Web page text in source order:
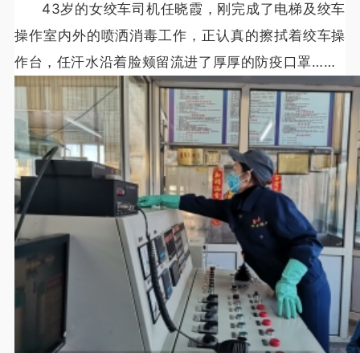
43岁的女绞车司机任晓霞，刚完成了电梯及绞车
操作室内外的喷洒消毒工作，正认真的擦拭着绞车操
作台，任汗水沿着脸颊留流进了厚厚的防疫口罩……